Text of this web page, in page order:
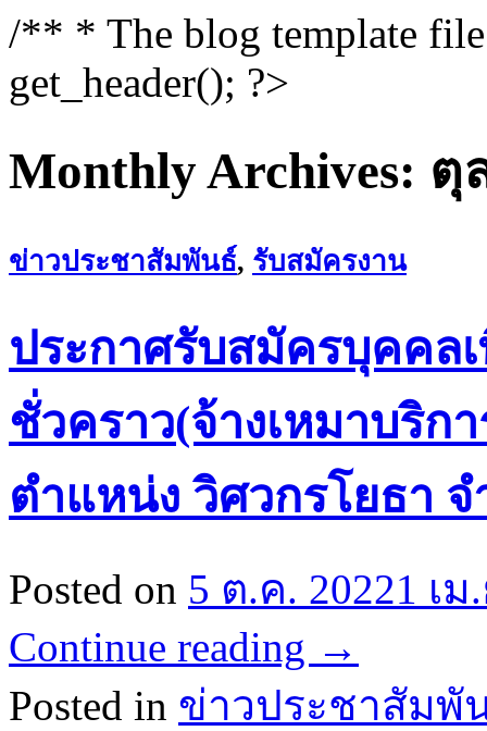
/** * The blog template
get_header(); ?>
Monthly Archives: ตุ
ข่าวประชาสัมพันธ์, รับสมัครงาน
ประกาศรับสมัครบุคคล
ชั่วคราว(จ้างเหมาบริก
ตำแหน่ง วิศวกรโยธา
Posted on 5 ต.ค. 20221 เม
Continue reading →
Posted in ข่าวประชาสัมพั